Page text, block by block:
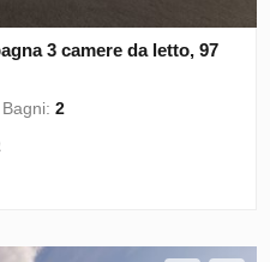
3 camere da letto, 97
Bagni:2